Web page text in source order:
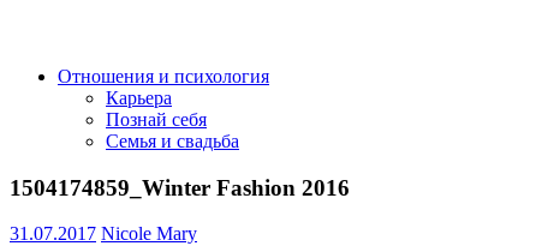
Отношения и психология
Карьера
Познай себя
Семья и свадьба
1504174859_Winter Fashion 2016
31.07.2017 Nicole Mary